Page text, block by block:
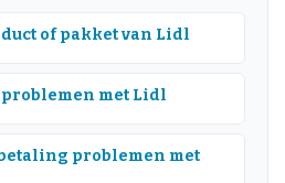
of pakket van Lidl
met Lidl
problemen met